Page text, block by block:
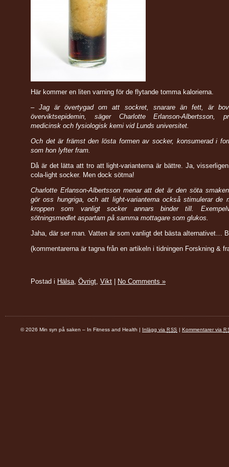
Här kommer en liten varning för de flytande tomma kalorierna.
– Jag är övertygad om att sockret, snarare än fett, är
överviktsepidemin, säger Charlotte Erlanson-Albertsson,
medicinsk och fysiologisk kemi vid Lunds universitet.
Och det är främst den lösta formen av socker, konsumerad i
som hon lyfter fram.
Då är det lätta att tro att light-varianterna är bättre. Ja,
cola-light socker. Men dock sötma!
Charlotte Erlanson-Albertsson menar att det är den söta
gör oss hungriga, och att light-varianterna också stimulerar de
kroppen som vanligt socker annars binder till.
sötningsmedlet aspartam på samma mottagare som glukos.
Jaha, där ser man. Vatten är som vanligt det bästa alternativet…
(kommentarerna är tagna från en artikeln i tidningen Forskning &
Postad i Hälsa, Övrigt, Vikt No Comments »
© 2026 Min syn på saken – In Fitness and Health | Inlägg via RSS | Kommentarer via